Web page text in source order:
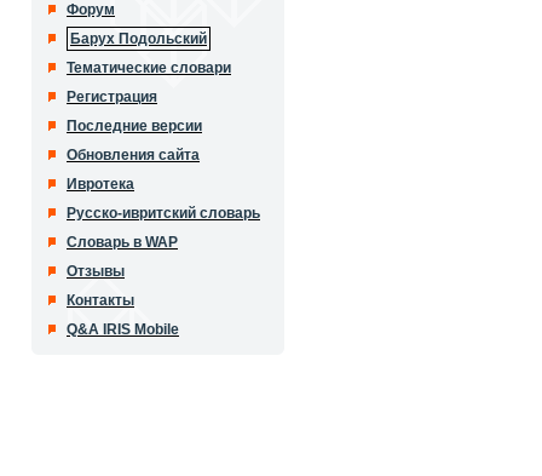
Форум
Барух Подольский
Тематические словари
Регистрация
Последние версии
Обновления сайта
Ивротека
Русско-ивритский словарь
Словарь в WAP
Отзывы
Контакты
Q&A IRIS Mobile